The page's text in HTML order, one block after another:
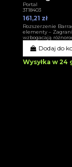
Portal
3T18403
161,21 zł
Rozszerzenie
elementy –
wzbogacają
Dodaj do
Wysyłka w 24